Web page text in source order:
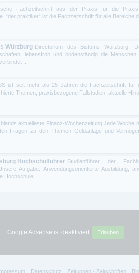
Fachzeitschrift aus der Praxis für die
“der praktiker“ ist die Fachzeitschrift für alle Bereiche
Würzburg Directorium des Bistums Würzburg.
lebensfroh und bodenständig die
...
ist seit mehr als 25 Jahren die Fachzeitschrift für
Themen, praxisbezogene Fallstudien, aktuelle
aktuelleste Finanz-Wochenzeitung Jede Woche
Fragen zu den Themen Geldanlage und
Hochschulführer Studienführer der
Aufgabe: Anwendungsorientierte Ausbildung,
Hochschule ...
Google Adsense ist deaktiviert. Erlauben
Impressum Datenschutz Zeitungen - Zeitschriften